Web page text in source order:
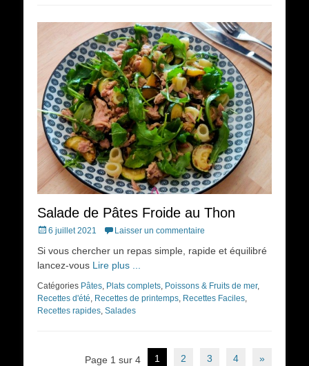
Salade de Pâtes Froide au Thon
Posted
6 juillet 2021 Laisser un commentaire
Si vous chercher un repas simple, rapide et équilibré
lancez-vous Lire plus ...
Catégories Pâtes Plats complets Poissons & Fruits de mer,
Recettes d'été Recettes de printemps Recettes Faciles
Recettes rapides Salades
NavigationPage 1 sur 4 1 2 3 4 »